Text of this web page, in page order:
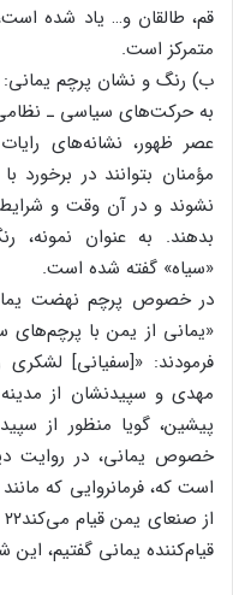
قم، طالقان و… یاد شده
متمرکز است.
ب) رنگ و نشان پرچم یمانی:
به حرکت‌های سیاسی ـ
عصر ظهور، نشانه‌های
مؤمنان بتوانند در برخورد
نشوند و در آن وقت و
بدهند. به عنوان نمونه،
«سیاه» گفته شده است.
در خصوص پرچم نهضت
فرمودند: «[سفیانی]
پیشین، گویا منظور از
خصوص یمانی، در روایت
است که، فرمانروایی که
قیام‌کننده یمانی گفتیم،